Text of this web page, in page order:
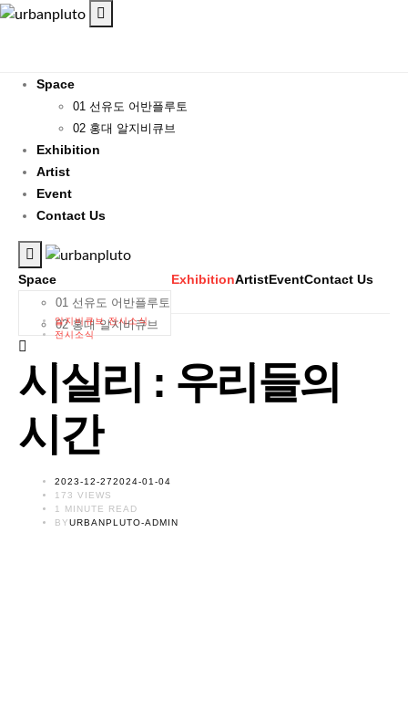
Space
01 선유도 어반플루토
02 홍대 알지비큐브
Exhibition
Artist
Event
Contact Us
Space
01 선유도 어반플루토
02 홍대 알지비큐브
ExhibitionArtistEventContact Us
알지비큐브 전시소식
전시소식
시실리 : 우리들의
시간
POSTED
ON
2023-12-272024-01-04
173 VIEWS
1 MINUTE READ
BYURBANPLUTO-ADMIN